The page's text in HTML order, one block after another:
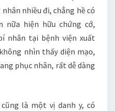
nhiều đi, chẳng hề có
nữa hiện hữu chứng cớ,
nhân tại bệnh viện xuất
nhìn thấy diện mạo,
phục nhân, rất dễ dàng
là một vị danh y, có